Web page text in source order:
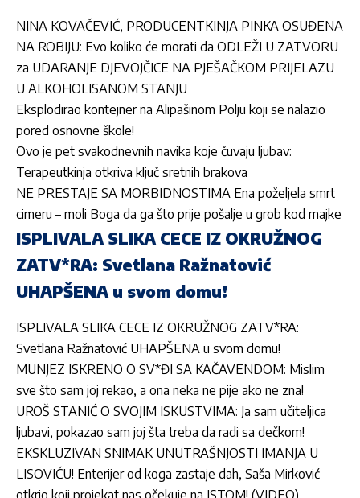
NINA KOVAČEVIĆ, PRODUCENTKINJA PINKA OSUĐENA
NA ROBIJU: Evo koliko će morati da ODLEŽI U ZATVORU
za UDARANJE DJEVOJČICE NA PJEŠAČKOM PRIJELAZU
U ALKOHOLISANOM STANJU
Eksplodirao kontejner na Alipašinom Polju koji se nalazio
pored osnovne škole!
Ovo je pet svakodnevnih navika koje čuvaju ljubav:
Terapeutkinja otkriva ključ sretnih brakova
NE PRESTAJE SA MORBIDNOSTIMA Ena poželjela smrt
cimeru – moli Boga da ga što prije pošalje u grob kod majke
ISPLIVALA SLIKA CECE IZ OKRUŽNOG
ZATV*RA: Svetlana Ražnatović
UHAPŠENA u svom domu!
ISPLIVALA SLIKA CECE IZ OKRUŽNOG ZATV*RA:
Svetlana Ražnatović UHAPŠENA u svom domu!
MUNJEZ ISKRENO O SV*ĐI SA KAČAVENDOM: Mislim
sve što sam joj rekao, a ona neka ne pije ako ne zna!
UROŠ STANIĆ O SVOJIM ISKUSTVIMA: Ja sam učiteljica
ljubavi, pokazao sam joj šta treba da radi sa dečkom!
EKSKLUZIVAN SNIMAK UNUTRAŠNJOSTI IMANJA U
LISOVIĆU! Enterijer od koga zastaje dah, Saša Mirković